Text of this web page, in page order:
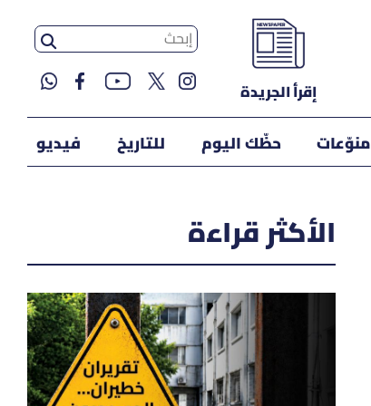
إقرأ الجريدة
منوّعات حظّك اليوم للتاريخ فيديو
الأكثر قراءة